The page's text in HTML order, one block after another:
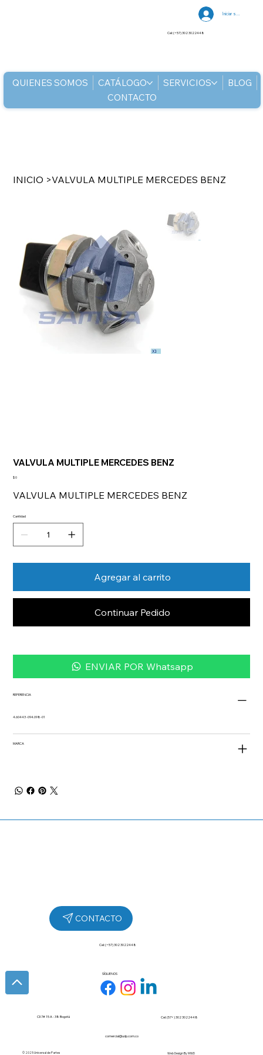
QUIENES SOMOS CATÁLOGO SERVICIOS
BLOG
CONTACTO
Iniciar sesión
Cel: (+57) 302 3022448
INICIO >VALVULA MULTIPLE MERCEDES BENZ
VALVULA MULTIPLE MERCEDES BENZ
Precio
$ 0
VALVULA MULTIPLE MERCEDES BENZ
Cantidad
Agregar al carrito
Continuar Pedido
ENVIAR POR Whatsapp
REFERENCIA
4.60443 -094.098-01
MARCA
SÍGUENOS
Cel: (+57) 302 3022448
Cll 7# 15 A - 38 Bogotá Cel: (57+) 302 3022448
© 2025 Universal de Partes Web Design ByMWD
comercial@udp.com.co